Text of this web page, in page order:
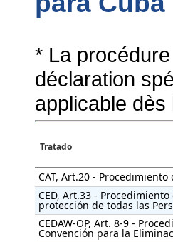
* La
déclaration
applicable dès
Tratado
CAT, Art.20 -
CED, Art.33 -
protección de todas las
CEDAW-OP, Art. 8-9 -
Convención para la